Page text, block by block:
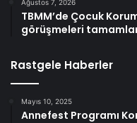
Ağustos 7, 2026
TBMM’de Çocuk
görüşmeleri
Rastgele Haberler
Mayıs 10, 2025
Annefest Programı